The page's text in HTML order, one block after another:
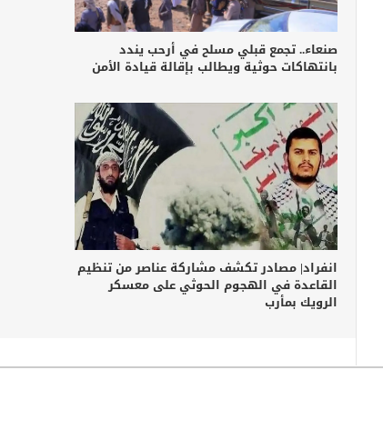
صنعاء.. تجمع قبلي مسلح في أرحب يندد
بانتهاكات حوثية ويطالب بإقالة قيادة الأمن
انفراد| مصادر تكشف مشاركة عناصر من تنظيم
القاعدة في الهجوم الحوثي على معسكر
الرويك بمأرب